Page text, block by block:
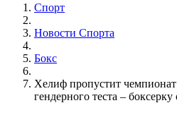
Спорт
Новости Cпорта
Бокс
Хелиф пропустит чемпионат
гендерного теста –